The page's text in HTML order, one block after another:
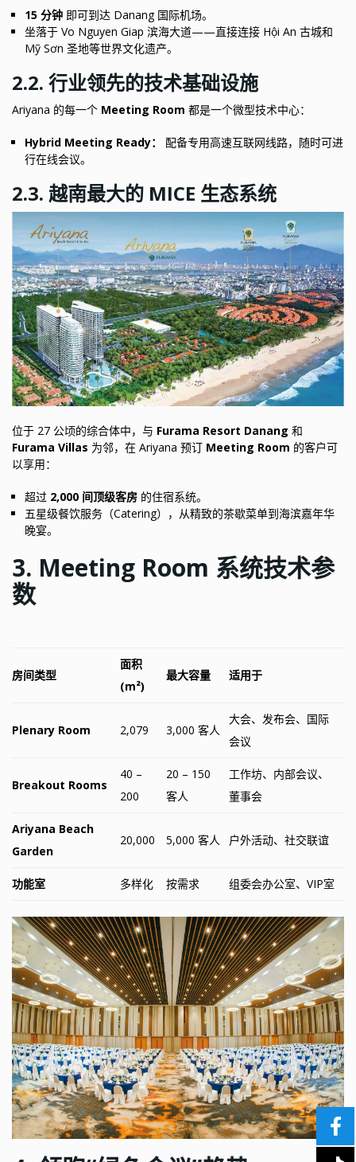
15 分钟 即可到达 Danang 国际机场。
坐落于 Vo Nguyen Giap 滨海大道——直接连接 Hội An 古城和
Mỹ Sơn 圣地等世界文化遗产。
2.2. 行业领先的技术基础设施
Ariyana 的每一个 Meeting Room 都是一个微型技术中心：
Hybrid Meeting Ready：
配备专用高速互联网线路，随时可进
行在线会议。
2.3. 越南最大的 MICE 生态系统
位于 27 公顷的综合体中，与 Furama Resort Danang 和
Furama Villas 为邻，在 Ariyana 预订 Meeting Room 的客户可
以享用：
超过 2,000 间顶级客房 的住宿系统。
五星级餐饮服务（Catering），从精致的茶歇菜单到海滨嘉年华
晚宴。
3. Meeting Room 系统技术参
数
房间类型
面积
(m²)
最大容量 适用于
Plenary Room 2,079 3,000 客人
大会、发布会、国际
会议
Breakout Rooms
40 –
200
20 – 150
客人
工作坊、内部会议、
董事会
Ariyana Beach
Garden
20,000 5,000 客人 户外活动、社交联谊
功能室 多样化 按需求 组委会办公室、VIP室